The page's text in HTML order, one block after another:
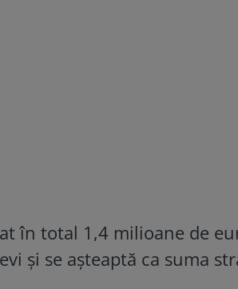
în total 1,4 milioane de
şi se aşteaptă ca suma